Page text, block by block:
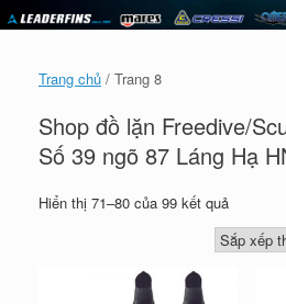
Trang chủ / Trang 8
Shop đồ lặn Freedive/
Số 39 ngõ 87 Láng Hạ
Hiển thị 71–80 của 99 kết quảĐã
sắp
xếp